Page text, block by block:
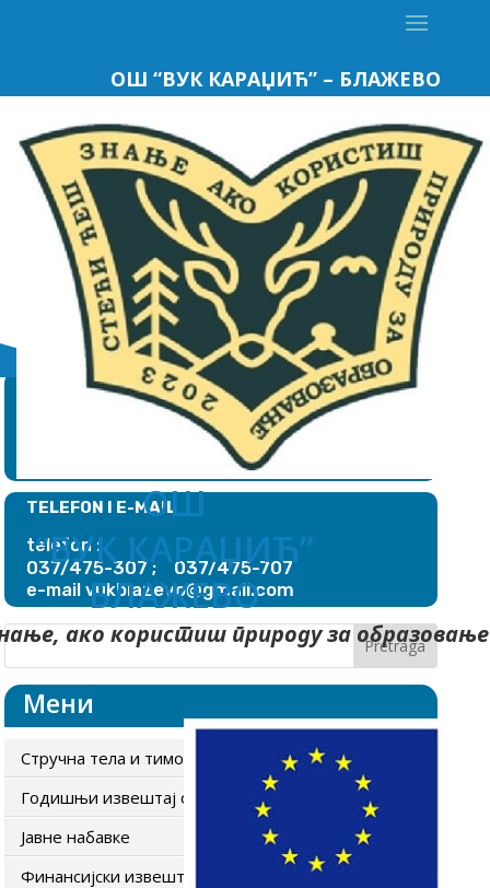
ОШ “ВУК КАРАЏИЋ” – БЛАЖЕВО
ОШ
“ВУК КАРАЏИЋ”
БЛАЖЕВО
ако користиш природу за образовање
АДРЕСА
ОШ “Вук Караџић”
TELEFON I E-MAIL
telefon :
037/475-307 ; 037/475-707
e-mail vukblazevo@gmail.com
Мени
Стручна тела и тимови
Годишњи извештај о раду школе
Јавне набавке
Финансијски извештаји